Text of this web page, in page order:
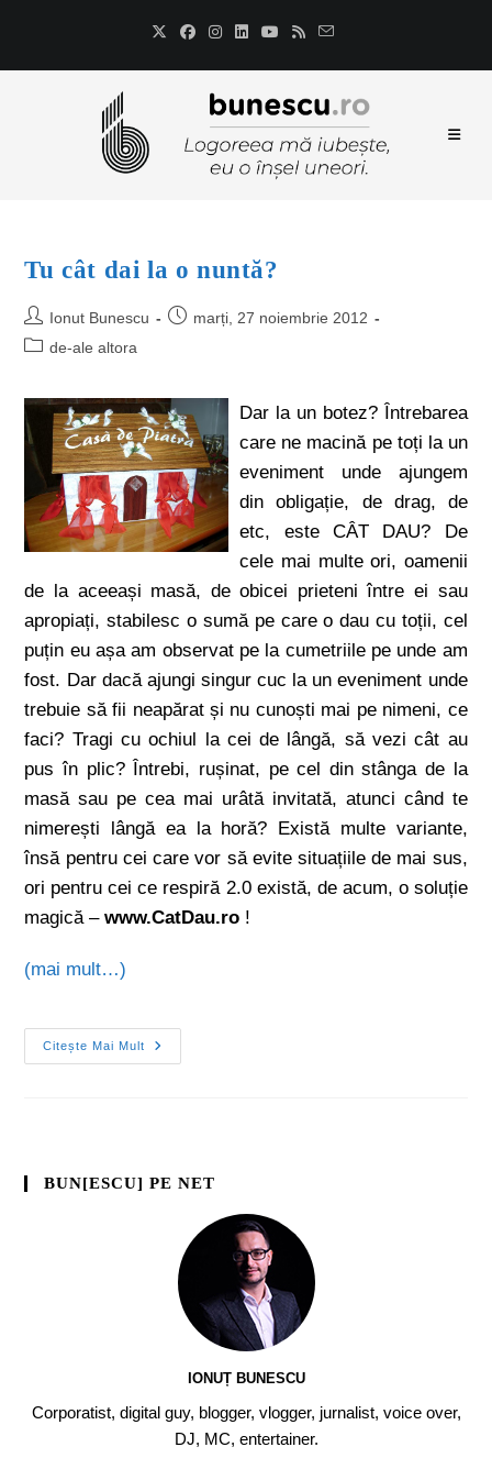
Tu cât dai la o nuntă?
Ionut Bunescu
marți, 27 noiembrie 2012
de-ale altora
Dar la un botez? Întrebarea
care ne macină pe toți la un
eveniment unde ajungem
din obligație, de drag, de
etc, este CÂT DAU? De
cele mai multe ori, oamenii
de la aceeași masă, de obicei prieteni între ei sau
apropiați, stabilesc o sumă pe care o dau cu toții, cel
puțin eu așa am observat pe la cumetriile pe unde am
fost. Dar dacă ajungi singur cuc la un eveniment unde
trebuie să fii neapărat și nu cunoști mai pe nimeni, ce
faci? Tragi cu ochiul la cei de lângă, să vezi cât au
pus în plic? Întrebi, rușinat, pe cel din stânga de la
masă sau pe cea mai urâtă invitată, atunci când te
nimerești lângă ea la horă? Există multe variante,
însă pentru cei care vor să evite situațiile de mai sus,
ori pentru cei ce respiră 2.0 există, de acum, o soluție
magică –www.CatDau.ro !
(mai mult…)
Citește Mai Mult
BUN[ESCU] PE NET
IONUȚ BUNESCU
Corporatist, digital guy, blogger, vlogger, jurnalist, voice over,
DJ, MC, entertainer.